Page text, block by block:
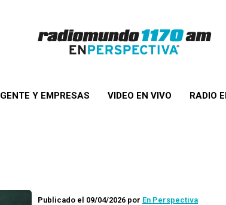
GENTE Y EMPRESAS VIDEO EN VIVO RADIO
Publicado el 09/04/2026 por En Perspectiva